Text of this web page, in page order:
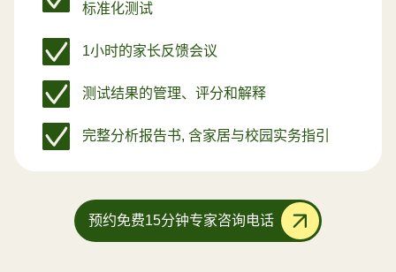
标准化测试
1小时的家长反馈会议
测试结果的管理、评分和解释
完整分析报告书, 含家居与校园实务指引
预约免费15分钟专家咨询电话